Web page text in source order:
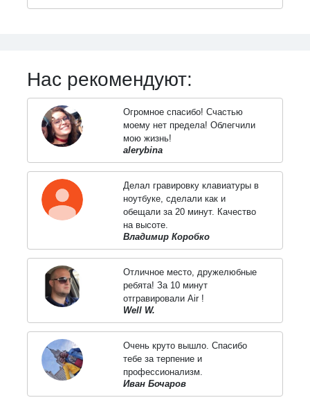
Нас рекомендуют:
Огромное спасибо! Счастью
моему нет предела! Облегчили
мою жизнь!
alerybina
Делал гравировку клавиатуры в
ноутбуке, сделали как и
обещали за 20 минут. Качество
на высоте.
Владимир Коробко
Отличное место, дружелюбные
ребята! За 10 минут
отгравировали Air !
Well W.
Очень круто вышло. Спасибо
тебе за терпение и
профессионализм.
Иван Бочаров